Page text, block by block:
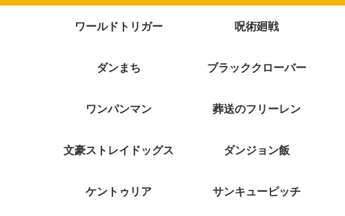
ワールドトリガー 呪術廻戦
ダンまち ブラッククローバー
ワンパンマン 葬送のフリーレン
文豪ストレイドッグス ダンジョン飯
ケントゥリア サンキューピッチ